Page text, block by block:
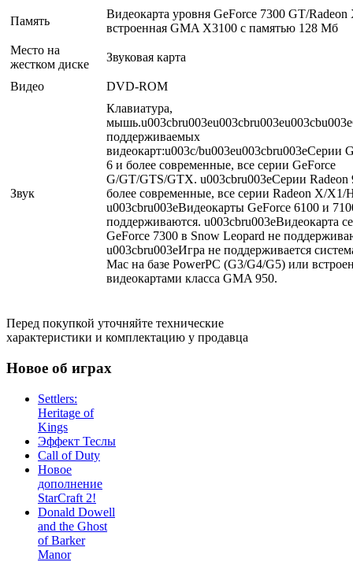
Память
Видеокарта уровня GeForce 7300 GT/Radeon
встроенная GMA X3100 с памятью 128 Мб
Место на
жестком диске
Звуковая карта
Видео DVD-ROM
Звук
Клавиатура,
поддерживаемых
видеокарт:u003c/bu003eu003cbru003eСерии
6 и более современные, все серии GeForce
G/GT/GTS/GTX. u003cbru003eСерии Radeon
более современные, все серии Radeon X/X1/
u003cbru003eВидеокарты GeForce 6100 и
поддерживаются. u003cbru003eВидеокарта
GeForce 7300 в Snow Leopard не
u003cbru003eИгра не поддерживается
Mac на базе PowerPC (G3/G4/G5) или
видеокартами класса GMA 950.
Перед покупкой уточняйте технические
характеристики и комплектацию у продавца
Новое об играх
Settlers:
Heritage of
Kings
Эффект Теслы
Call of Duty
Новое
дополнение
StarCraft 2!
Donald Dowell
and the Ghost
of Barker
Manor